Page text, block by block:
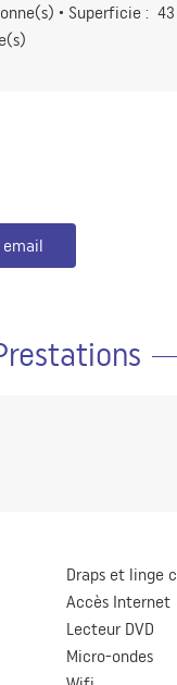
• Superficie :
Draps et linge
Accès Internet
Lecteur DVD
Micro-ondes